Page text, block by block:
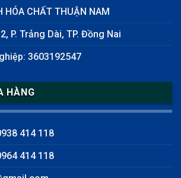
HÓA CHẤT THUẬN NAM
P. Trảng Dài, TP. Đồng Nai
3603192547
HÀNG
414 118
414 118